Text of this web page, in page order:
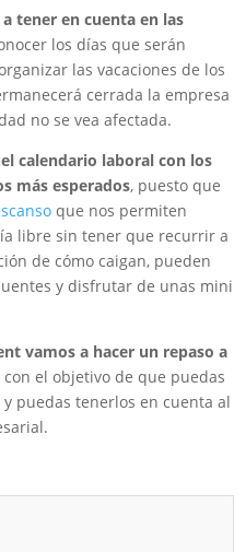
tener en cuenta en las
los días que serán
las vacaciones de los
cerrada la empresa
no se vea afectada.
calendario laboral con los
más esperados, puesto que
que nos permiten
libre sin tener que recurrir a
de cómo caigan, pueden
y disfrutar de unas mini
vamos a hacer un repaso a
con el objetivo de que puedas
puedas tenerlos en cuenta al